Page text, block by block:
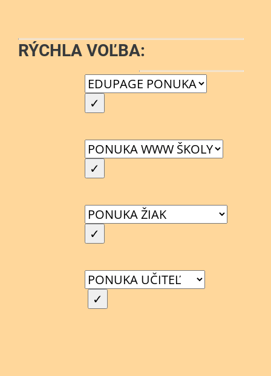
RÝCHLA VOĽBA: